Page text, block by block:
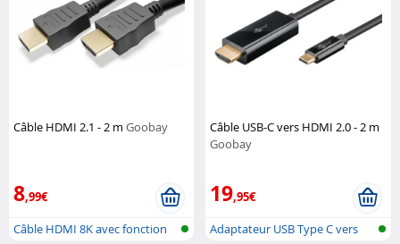
Câble HDMI 2.1 - 2 m Goobay
8,99€
Câble HDMI 8K avec fonction
Câble USB-C vers HDMI 2.0 - 2 m
Goobay
19,95€
Adaptateur USB Type C vers